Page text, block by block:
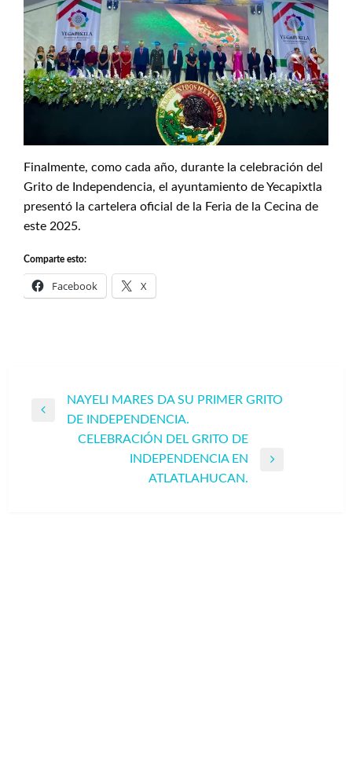
Finalmente, como cada año, durante la celebración del
Grito de Independencia, el ayuntamiento de Yecapixtla
presentó la cartelera oficial de la Feria de la Cecina de
este 2025.
Comparte esto:
Facebook X
Navegación
entradas
Entrada
NAYELI MARES DA SU PRIMER GRITO
DE INDEPENDENCIA.
CELEBRACIÓN DEL GRITO DE
INDEPENDENCIA EN
ATLATLAHUCAN.